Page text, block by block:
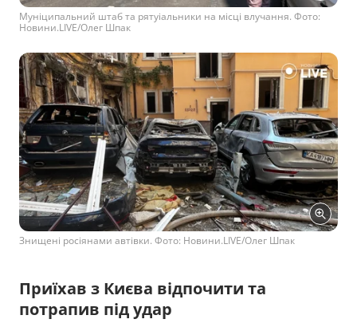
Муніципальний штаб та рятуіальники на місці влучання. Фото:
Новини.LIVE/Олег Шпак
Знищені росіянами автівки. Фото: Новини.LIVE/Олег Шпак
Приїхав з Києва відпочити та
потрапив під удар